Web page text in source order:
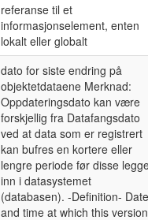
referanse til et
informasjonselement, enten
lokalt eller globalt
dato for siste endring på
objektetdataene Merknad:
Oppdateringsdato kan være
forskjellig fra Datafangsdato
ved at data som er registrert
kan bufres en kortere eller
lengre periode før disse
inn i datasystemet
(databasen). -Definition- Date
and time at which this version